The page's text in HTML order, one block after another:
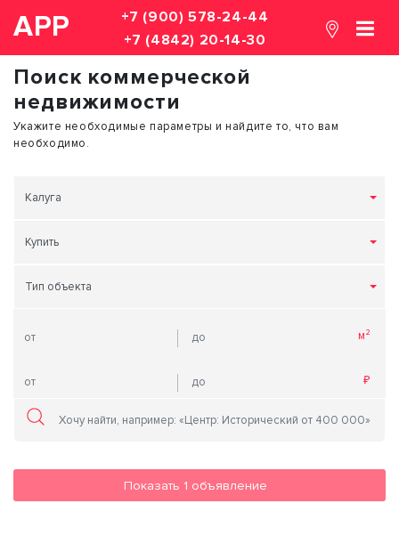
АРР
+7 (900) 578-24-44
+7 (4842) 20-14-30
Поиск коммерческой
недвижимости
Укажите необходимые параметры и найдите то, что вам
необходимо.
Калуга
Купить
Тип объекта
Показать 1 объявление